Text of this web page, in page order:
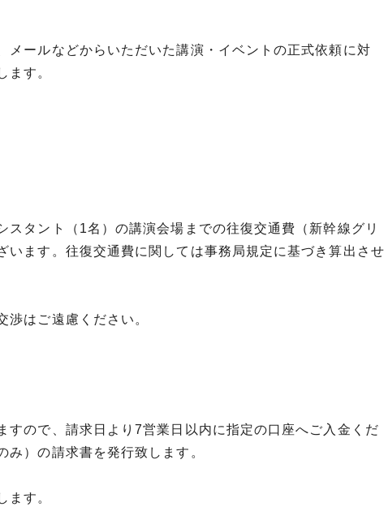
メールなどからいただいた講演・イベントの正式依頼に対
ます。
タント（1名）の講演会場までの往復交通費（新幹線グリ
います。往復交通費に関しては事務局規定に基づき算出させ
渉はご遠慮ください。
すので、請求日より7営業日以内に指定の口座へご入金くだ
）の請求書を発行致します。
ます。